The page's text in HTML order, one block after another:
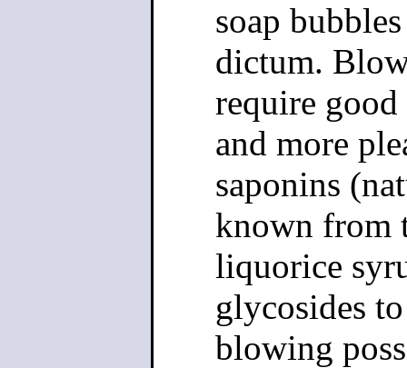
soap
dictum.
require good
and more
saponins
known from
liquorice
glycosides
blowing